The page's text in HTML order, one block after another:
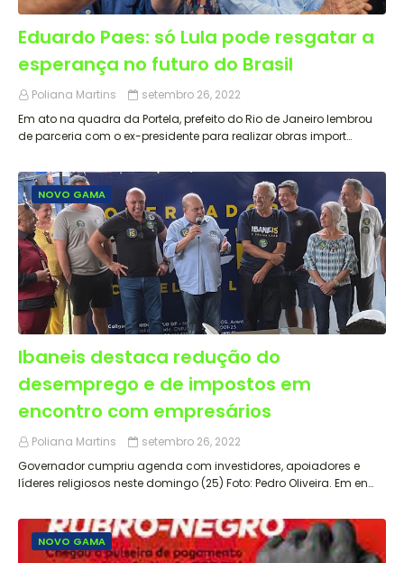
Eduardo Paes: só Lula pode resgatar a
esperança no futuro do Brasil
Poliana Martins
setembro 26, 2022
Em ato na quadra da Portela, prefeito do Rio de Janeiro lembrou
de parceria com o ex-presidente para realizar obras import…
NOVO GAMA
Ibaneis destaca redução do
desemprego e de impostos em
encontro com empresários
Poliana Martins
setembro 26, 2022
Governador cumpriu agenda com investidores, apoiadores e
líderes religiosos neste domingo (25) Foto: Pedro Oliveira. Em en…
NOVO GAMA